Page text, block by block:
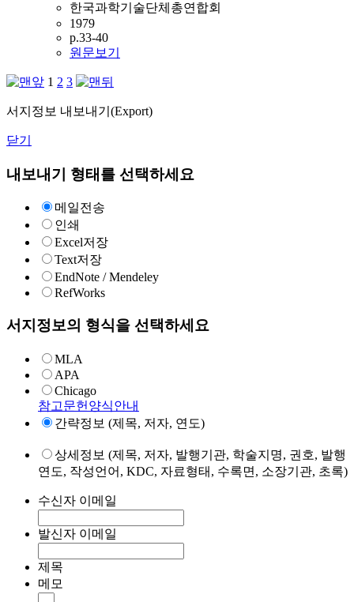
한국과학기술단체총연합회
1979
p.33-40
원문보기
1 2 3
서지정보 내보내기(Export)
닫기
내보내기 형태를 선택하세요
메일전송
인쇄
Excel저장
Text저장
EndNote / Mendeley
RefWorks
서지정보의 형식을 선택하세요
MLA
APA
Chicago
참고문헌양식안내
간략정보 (제목, 저자, 연도)
상세정보 (제목, 저자, 발행기관, 학술지명, 권호, 발행
연도, 작성언어, KDC, 자료형태, 수록면, 소장기관, 초록)
수신자 이메일
발신자 이메일
제목
메모